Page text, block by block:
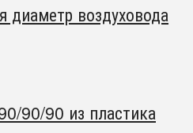
воздуховода
90/90 из пластика